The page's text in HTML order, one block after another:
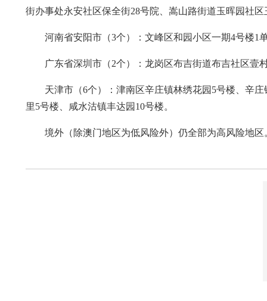
街办事处永安社区保全街28号院、嵩山路街道玉晖园社
河南省安阳市（3个）：文峰区和园小区一期4号楼1
广东省深圳市（2个）：龙岗区布吉街道布吉社区壹
天津市（6个）：津南区辛庄镇林绣花园5号楼、辛
里5号楼、咸水沽镇丰达园10号楼。
境外（除澳门地区为低风险外）仍全部为高风险地区